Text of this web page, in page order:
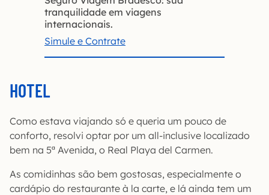
tranquilidade em viagens
internacionais.
Simule e Contrate
HOTEL
Como estava viajando só e queria um pouco de
conforto, resolvi optar por um all-inclusive localizado
bem na 5ª Avenida, o Real Playa del Carmen.
As comidinhas são bem gostosas, especialmente o
cardápio do restaurante à la carte, e lá ainda tem um